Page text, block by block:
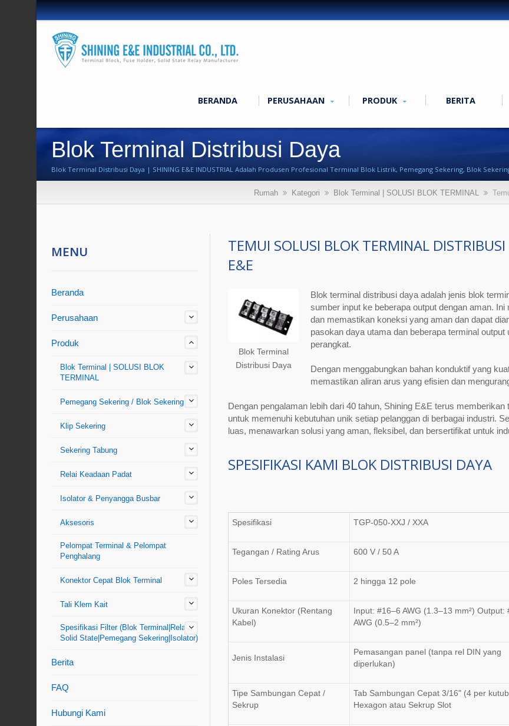
BERANDA PERUSAHAAN PRODUK BERITA
Blok Terminal Distribusi Daya
Blok Terminal Distribusi Daya | SHINING E&E INDUSTRIAL Adalah Produsen Profesional Terminal Blok Listrik, Pemegang Sekering, Blok
Rumah Kategori Blok Terminal | SOLUSI BLOK TERMINAL
MENU
Beranda
Perusahaan
Produk
Blok Terminal | SOLUSI BLOK
TERMINAL
Pemegang Sekering / Blok Sekering
Klip Sekering
Sekering Tabung
Relai Keadaan Padat
Isolator & Penyangga Busbar
Aksesoris
Pelompat Terminal & Pelompat
Penghalang
Konektor Cepat Blok Terminal
Tali Klem Kait
Spesifikasi Filter (Blok Terminal|Relay
Solid State|Pemegang Sekering|Isolator)
Berita
FAQ
Hubungi Kami
TEMUI SOLUSI BLOK TERMINAL
E&E
Blok Terminal
Distribusi Daya
Blok terminal distribusi daya adalah jenis blok
sumber input ke beberapa output dengan aman.
dan memastikan koneksi yang aman dan dapat
pasokan daya utama dan beberapa terminal
perangkat.
Dengan menggabungkan bahan konduktif yang
memastikan aliran arus yang efisien dan
Dengan pengalaman lebih dari 40 tahun, Shining E&E terus
untuk memenuhi kebutuhan unik setiap pelanggan di berbagai industri.
luas, menawarkan solusi yang aman, fleksibel, dan bersertifikat untuk
SPESIFIKASI KAMI BLOK DISTRIBUSI DAYA
Spesifikasi TGP-050-XXJ / XXA
Tegangan / Rating Arus 600 V / 50 A
Poles Tersedia 2 hingga 12 pole
Ukuran Konektor (Rentang
Kabel)
Input: #16–6 AWG (1.3–13 mm²) Output:
AWG (0.5–2 mm²)
Jenis Instalasi
Pemasangan panel (tanpa rel DIN yang
diperlukan)
Tipe Sambungan Cepat /
Sekrup
Tab Sambungan Cepat 3/16" (4 per
Hexagon atau Sekrup Slot